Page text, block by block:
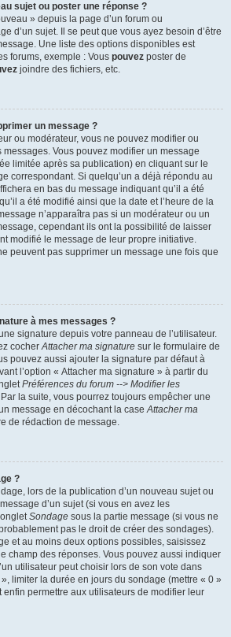
sujet ou poster une réponse ?
» depuis la page d’un forum ou
d’un sujet. Il se peut que vous ayez besoin d’être
Une liste des options disponibles est
forums, exemple : Vous pouvez poster de
joindre des fichiers, etc.
un message ?
ou modérateur, vous ne pouvez modifier ou
Vous pouvez modifier un message
limitée après sa publication) en cliquant sur le
correspondant. Si quelqu’un a déjà répondu au
en bas du message indiquant qu’il a été
a été modifié ainsi que la date et l’heure de la
n’apparaîtra pas si un modérateur ou un
cependant ils ont la possibilité de laisser
modifié le message de leur propre initiative.
peuvent pas supprimer un message une fois que
à mes messages ?
signature depuis votre panneau de l’utilisateur.
cocherAttacher ma signature sur le formulaire de
pouvez aussi ajouter la signature par défaut à
l’option « Attacher ma signature » à partir du
Préférences du forum --> Modifier les
la suite, vous pourrez toujours empêcher une
message en décochant la caseAttacher ma
de rédaction de message.
?
lors de la publication d’un nouveau sujet ou
d’un sujet (si vous en avez les
Sondage sous la partie message (si vous ne
pas le droit de créer des sondages).
et au moins deux options possibles, saisissez
champ des réponses. Vous pouvez aussi indiquer
utilisateur peut choisir lors de son vote dans
limiter la durée en jours du sondage (mettre « 0 »
permettre aux utilisateurs de modifier leur